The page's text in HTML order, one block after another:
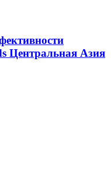
Центральная Азия